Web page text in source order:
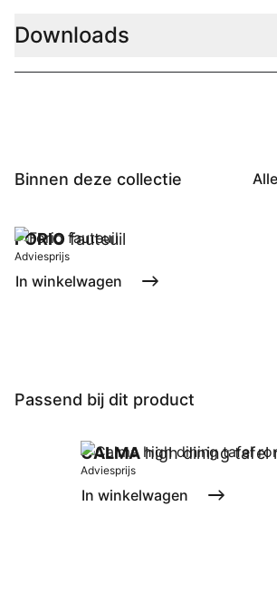
Downloads
Binnen deze collectie
FORIOfauteuil
Adviesprijs
In winkelwagen
Passend bij dit product
CALMAhigh dining tafel
Adviesprijs
In winkelwagen